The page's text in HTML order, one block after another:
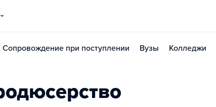
Сопровождение при поступлении Вузы Колледжи